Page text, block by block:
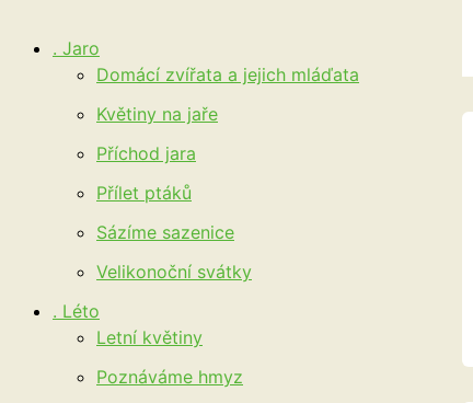
. Jaro
Domácí zvířata a jejich mláďata
Květiny na jaře
Příchod jara
Přílet ptáků
Sázíme sazenice
Velikonoční svátky
. Léto
Letní květiny
Poznáváme hmyz